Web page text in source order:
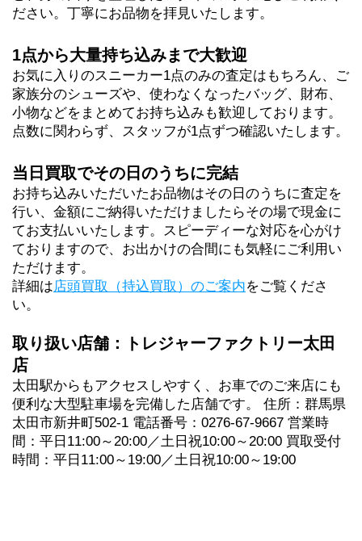
ださい。丁寧にお品物を拝見いたします。
1点から大量持ち込みまで大歓迎
お気に入りのスニーカー1点のみの査定はもちろん、ご
家族分のシューズや、使わなくなったバッグ、財布、
小物などをまとめてお持ち込みも歓迎しております。
点数に関わらず、スタッフが1点ずつ確認いたします。
当日買取でその日のうちに完結
お持ち込みいただいたお品物はその日のうちに査定を
行い、金額にご納得いただけましたらその場で現金に
てお支払いいたします。スピーディーな対応を心がけ
ておりますので、お出かけの合間にも気軽にご利用い
ただけます。
詳細は店頭買取（持込買取）のご案内をご覧くださ
い。
取り扱い店舗：トレジャーファクトリー太田
店
太田駅からもアクセスしやすく、お車でのご来店にも
便利な大型駐車場を完備した店舗です。 住所：群馬県
太田市新井町502-1 電話番号：0276-67-9667 営業時
間：平日11:00～20:00／土日祝10:00～20:00 買取受付
時間：平日11:00～19:00／土日祝10:00～19:00